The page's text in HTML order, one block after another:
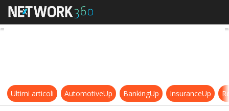
Mi faccio impresa, il salone dei
Ultimi articoli AutomotiveUp BankingUp InsuranceUp